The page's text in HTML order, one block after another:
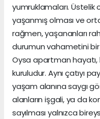
yumruklamaları. Üstelik
yaşanmış olması ve
rağmen, yaşananları
durumun vahametini
Oysa apartman hayatı,
kuruludur. Aynı çatıyı
yaşam alanına saygı
alanların işgali, ya da
sayılması yalnızca